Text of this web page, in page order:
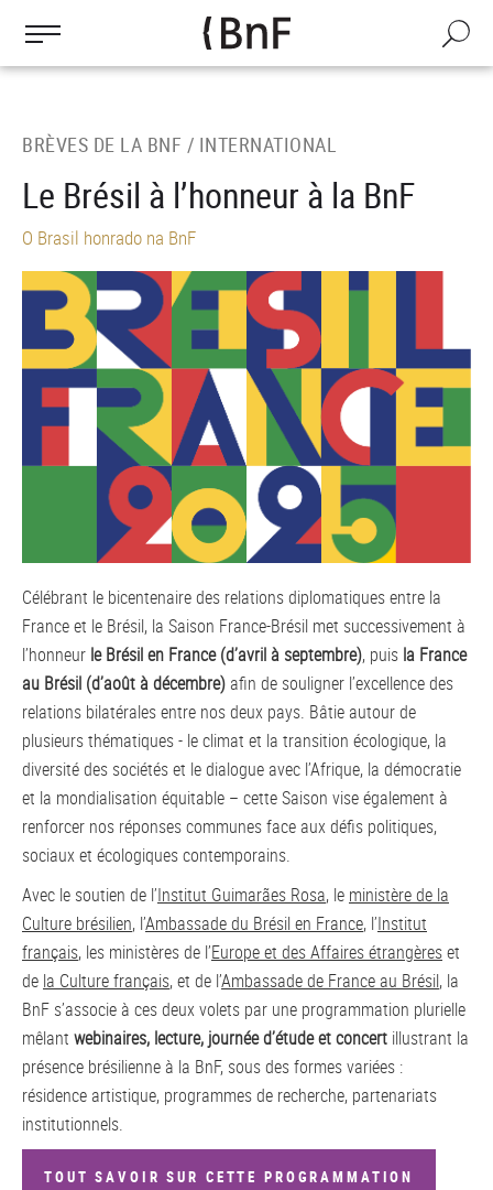
contenu
Recherche
BRÈVES DE LA BNF / INTERNATIONAL
Le Brésil à l’honneur à la BnF
O Brasil honrado na BnF
Célébrant le bicentenaire des relations diplomatiques entre la
France et le Brésil, la Saison France-Brésil met successivement à
l’honneur le Brésil en France (d’avril à septembre), puis la France
au Brésil (d’août à décembre)afin de souligner l’excellence des
relations bilatérales entre nos deux pays. Bâtie autour de
plusieurs thématiques - le climat et la transition écologique, la
diversité des sociétés et le dialogue avec l’Afrique, la démocratie
et la mondialisation équitable – cette Saison vise également à
renforcer nos réponses communes face aux défis politiques,
sociaux et écologiques contemporains.
Avec le soutien de l’Institut Guimarães Rosa, le ministère de la
Culture brésilien, l’Ambassade du Brésil en France, l’Institut
français, les ministères de l’Europe et des Affaires étrangèreset
de la Culture français, et de l’Ambassade de France au Brésil, la
BnF s’associe à ces deux volets par une programmation plurielle
mêlant webinaires, lecture, journée d’étude et concert illustrant la
présence brésilienne à la BnF, sous des formes variées :
résidence artistique, programmes de recherche, partenariats
institutionnels.
TOUT SAVOIR SUR CETTE PROGRAMMATION